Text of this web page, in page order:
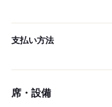
支払い方法
席・設備